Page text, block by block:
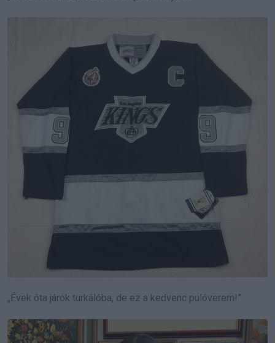
„Évek óta járok turkálóba, de ez a kedvenc pulóverem!”